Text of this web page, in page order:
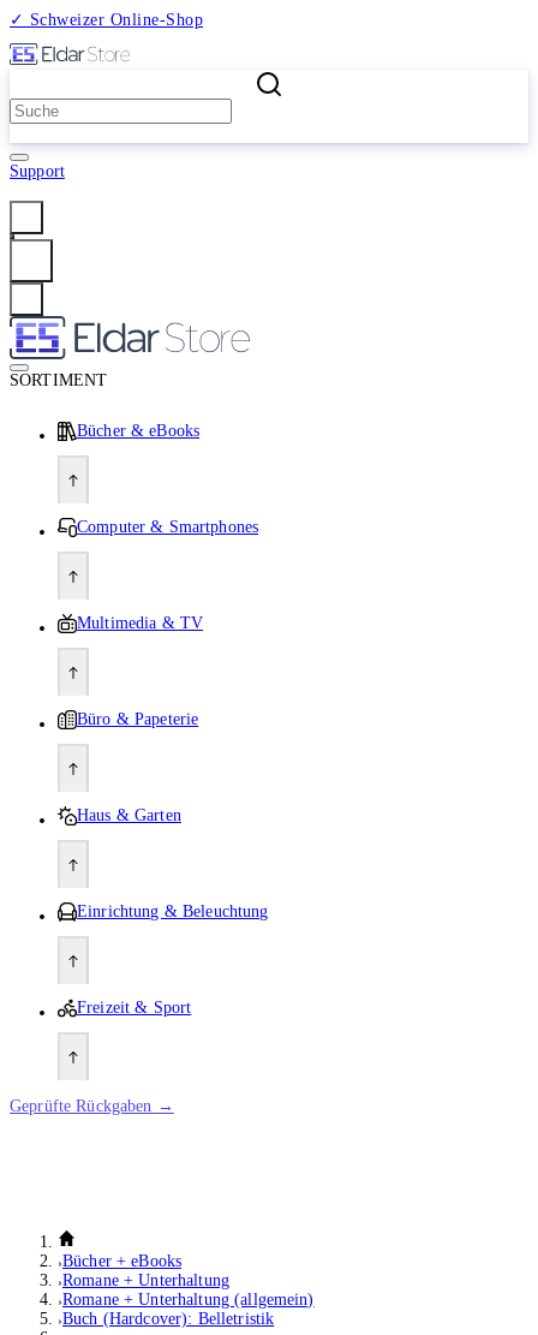
✓ Schweizer Online-Shop
Support
SORTIMENT
Bücher & eBooks
Computer & Smartphones
Multimedia & TV
Büro & Papeterie
Haus & Garten
Einrichtung & Beleuchtung
Freizeit & Sport
Geprüfte Rückgaben →
Bücher + eBooks
Romane + Unterhaltung
Romane + Unterhaltung (allgemein)
Buch (Hardcover): Belletristik